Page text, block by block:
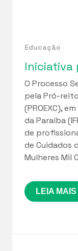
Educação
O Processo
pela Pró-
(PROEXC),
da Paraíba
de
de Cuidados
Mulheres Mil
LEIA MAIS